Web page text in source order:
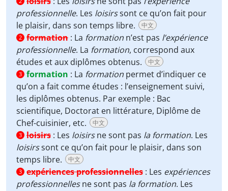
professionnelle. Les loisirssont ce qu’on fait pour
le plaisir, dans son temps libre.
中文
2 formation : La formation n’est pas l’expérience
professionnelle. La formation, correspond aux
études et aux diplômes obtenus.
中文
3 formation : La formation permet d’indiquer ce
qu’on a fait comme études : l’enseignement suivi,
les diplômes obtenus. Par exemple : Bac
scientifique, Doctorat en littérature, Diplôme de
Chef-cuisinier, etc.
中文
3 loisirs : Les loisirsne sont pas la formation. Les
loisirssont ce qu’on fait pour le plaisir, dans son
temps libre.
中文
3 expériences professionnelles : Les expériences
professionnellesne sont pas la formation. Les